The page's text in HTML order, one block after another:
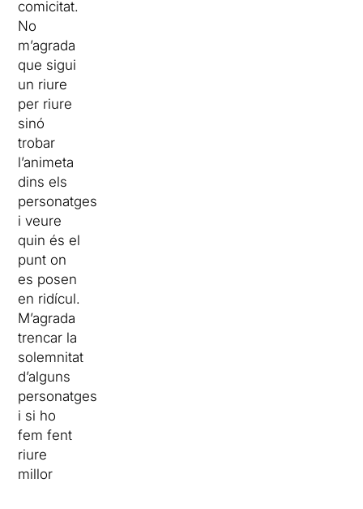
comicitat.
No
m’agrada
que sigui
un riure
per riure
sinó
trobar
l’animeta
dins els
personatges
i veure
quin és el
punt on
es posen
en ridícul.
M’agrada
trencar la
solemnitat
d’alguns
personatges
i si ho
fem fent
riure
millor